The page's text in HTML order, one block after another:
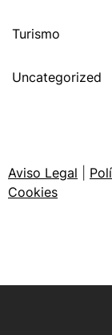
Turismo
Uncategorized
Aviso Legal
Cookies